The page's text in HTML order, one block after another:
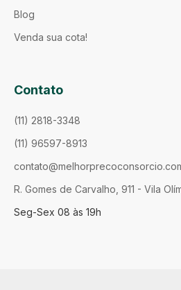
Blog
Venda sua cota!
Contato
(11) 2818-3348
(11) 96597-8913
R. Gomes de Carvalho, 911 - Vila
Seg-Sex 08 às 19h